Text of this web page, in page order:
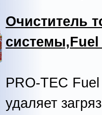
Очиститель
PRO-TEC
удаляет